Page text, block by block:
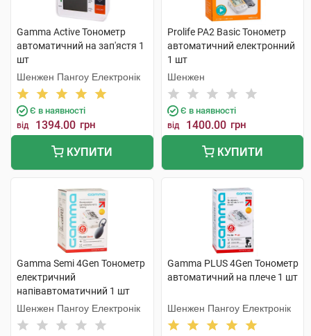
Gamma Active Тонометр
автоматичний на зап'ястя 1
шт
Шенжен Пангоу Електронік
Є в наявності
від 1394.00 грн
КУПИТИ
Prolife PA2 Basic Тонометр
автоматичний електронний
1 шт
Шенжен
Є в наявності
від 1400.00 грн
КУПИТИ
Gamma Semi 4Gen Тонометр
електричний
напівавтоматичний 1 шт
Шенжен Пангоу Електронік
Gamma PLUS 4Gen Тонометр
автоматичний на плече 1 шт
Шенжен Пангоу Електронік